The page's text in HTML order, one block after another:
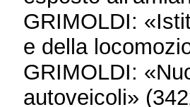
GRIMOLDI:
e della
GRIMOLDI:
autoveicoli»